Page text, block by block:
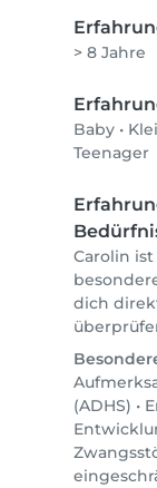
> 8 Jahre
Baby •
Teenager
Carolin
dich
(ADHS) •